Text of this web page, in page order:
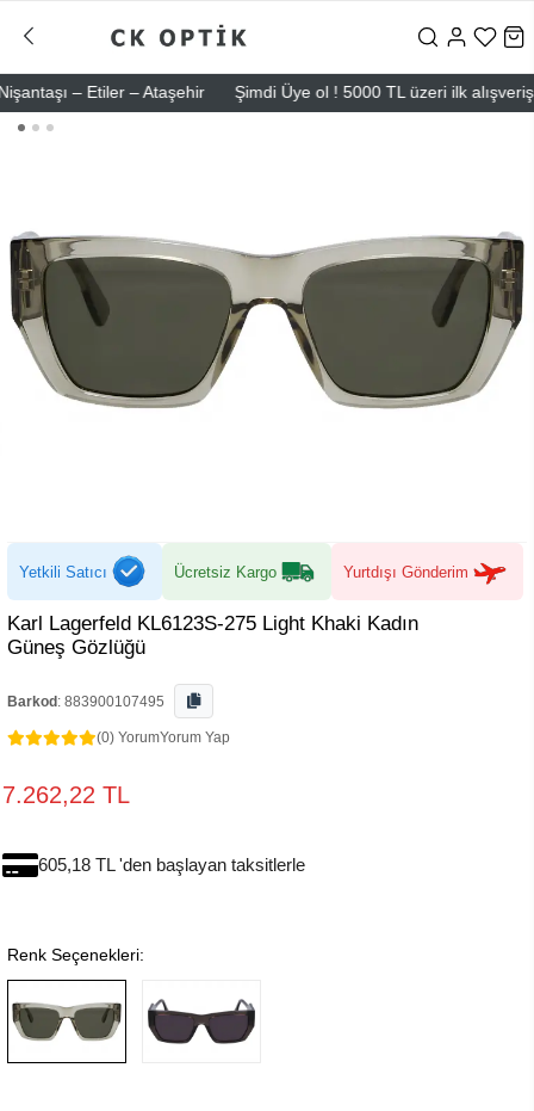
– Etiler – Ataşehir Şimdi Üye ol ! 5000 TL üzeri ilk
Yetkili Satıcı Ücretsiz Kargo Yurtdışı Gönderim
Karl Lagerfeld KL6123S-275 Light Khaki Kadın
Güneş Gözlüğü
Barkod : 883900107495
(0) YorumYorum Yap
7.262,22 TL
605,18 TL 'den başlayan taksitlerle
Renk Seçenekleri: